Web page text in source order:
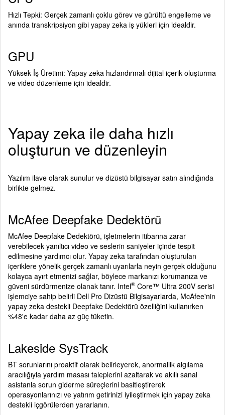
Hızlı Tepki: Gerçek zamanlı çoklu görev ve gürültü engelleme ve
anında transkripsiyon gibi yapay zeka iş yükleri için idealdir.
GPU
Yüksek İş Üretimi: Yapay zeka hızlandırmalı dijital içerik oluşturma
ve video düzenleme için idealdir.
Yapay zeka ile daha hızlı
oluşturun ve düzenleyin
Yazılım ilave olarak sunulur ve dizüstü bilgisayar satın alındığında
birlikte gelmez.
McAfee Deepfake Dedektörü
McAfee Deepfake Dedektörü, işletmelerin itibarına zarar
verebilecek yanıltıcı video ve seslerin saniyeler içinde tespit
edilmesine yardımcı olur. Yapay zeka tarafından oluşturulan
içeriklere yönelik gerçek zamanlı uyarılarla neyin gerçek olduğunu
kolayca ayırt etmenizi sağlar, böylece markanızı korumanıza ve
güveni sürdürmenize olanak tanır. Intel® Core™ Ultra 200V serisi
işlemciye sahip belirli Dell Pro Dizüstü Bilgisayarlarda, McAfee'nin
yapay zeka destekli Deepfake Dedektörü özelliğini kullanırken
%48'e kadar daha az güç tüketin.
Lakeside SysTrack
BT sorunlarını proaktif olarak belirleyerek, anormallik algılama
aracılığıyla yardım masası taleplerini azaltarak ve akıllı sanal
asistanla sorun giderme süreçlerini basitleştirerek
operasyonlarınızı ve yatırım getirinizi iyileştirmek için yapay zeka
destekli içgörülerden yararlanın.